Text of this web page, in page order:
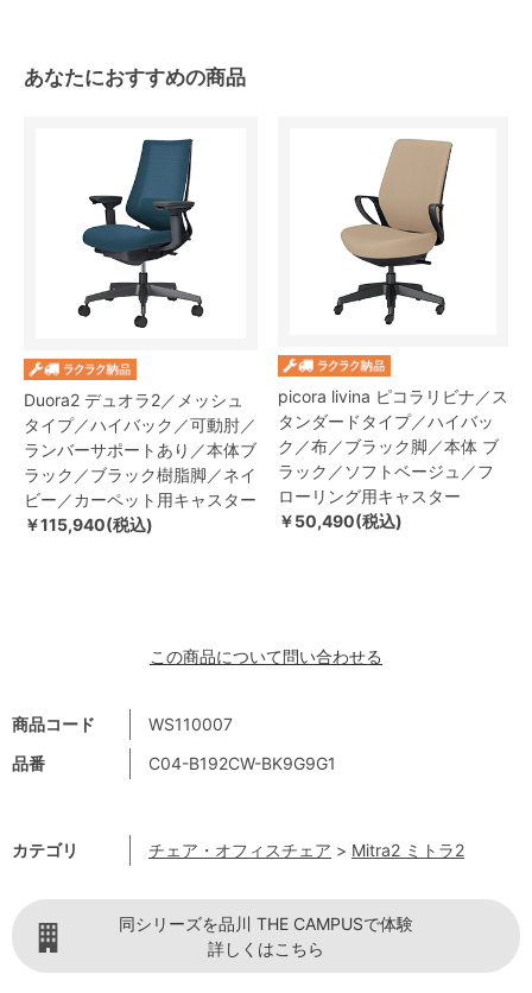
商品コード
WS110007
品番
C04-B192CW-BK9G9G1
カテゴリ チェア・オフィスチェア > Mitra2 ミトラ2
あなたにおすすめの商品
Duora2 デュオラ2／メッシュ
タイプ／ハイバック／可動肘／
ランバーサポートあり／本体ブ
ラック／ブラック樹脂脚／ネイ
ビー／カーペット用キャスター
￥115,940(税込)
picora livina ピコラリビナ／ス
タンダードタイプ／ハイバッ
ク／布／ブラック脚／本体 ブ
ラック／ソフトベージュ／フ
ローリング用キャスター
￥50,490(税込)
この商品について問い合わせる
同シリーズを品川 THE CAMPUSで体験
詳しくはこちら